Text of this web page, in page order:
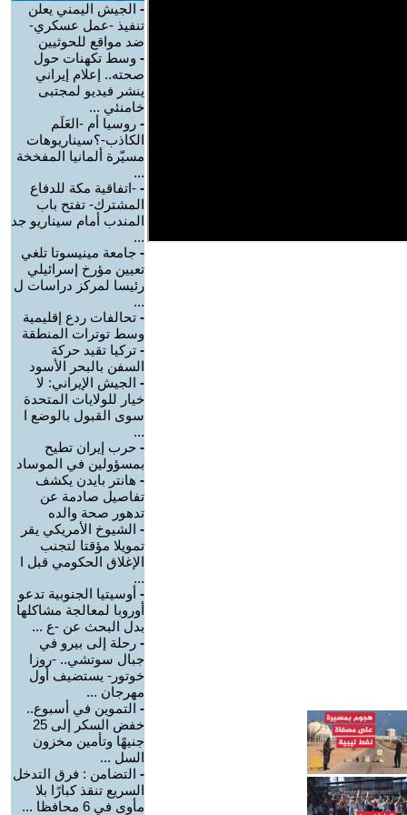
- الجيش اليمني يعلن
تنفيذ -عمل عسكري-
ضد مواقع للحوثيين
- وسط تكهنات حول
صحته.. إعلام إيراني
ينشر فيديو لمجتبى
خامنئي ...
- روسيا أم -العَلَم
الكاذب-؟سيناريوهات
مسيّرة ألمانيا المفخخة
...
- -اتفاقية مكة للدفاع
المشترك- تفتح باب
المندب أمام سيناريو جد
...
- جامعة مينيسوتا تلغي
تعيين مؤرخ إسرائيلي
رئيسا لمركز دراسات ل
...
- تحالفات ردع إقليمية
وسط توترات المنطقة
- تركيا تقيد حركة
السفن بالبحر الأسود
- الجيش الإيراني: لا
خيار للولايات المتحدة
سوى القبول بالوضع ا
...
- حرب إيران تطيح
بمسؤولين في الموساد
- هانتر بايدن يكشف
تفاصيل صادمة عن
تدهور صحة والده
- الشيوخ الأمريكي يقر
تمويلا مؤقتا لتجنب
الإغلاق الحكومي قبل ا
...
- أوسيتيا الجنوبية تدعو
أوروبا لمعالجة مشاكلها
بدل البحث عن -ع ...
- رحلة إلى بيرو في
جبال سوتشي.. -روزا
خوتور- يستضيف أول
مهرجان ...
- التموين في أسبوع..
خفض السكر إلى 25
جنيهًا وتأمين مخزون
السل ...
- التضامن : فرق التدخل
السريع تنقذ كبارًا بلا
مأوى في 6 محافظا ...